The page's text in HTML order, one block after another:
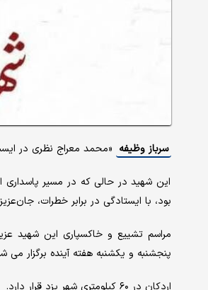
سرباز وظیفه «محمد معراج نظری در
این شهید در حالی‌ که در مسیر
بود، با ایستادگی در برابر خطرات،
مراسم تشییع و خاکسپاری این شهید
پنجشنبه و یکشنبه هفته آینده برگزار می
اردکان در ۶۰ کیلومتری شهر یزد قرار دارد.